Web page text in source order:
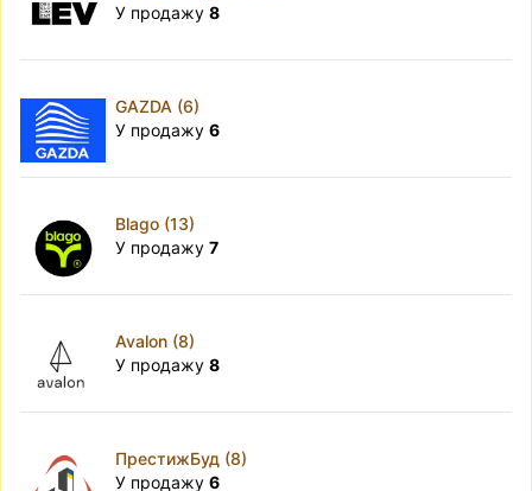
У продажу 8
GAZDA (6)
У продажу 6
Blago (13)
У продажу 7
Avalon (8)
У продажу 8
ПрестижБуд (8)
У продажу 6